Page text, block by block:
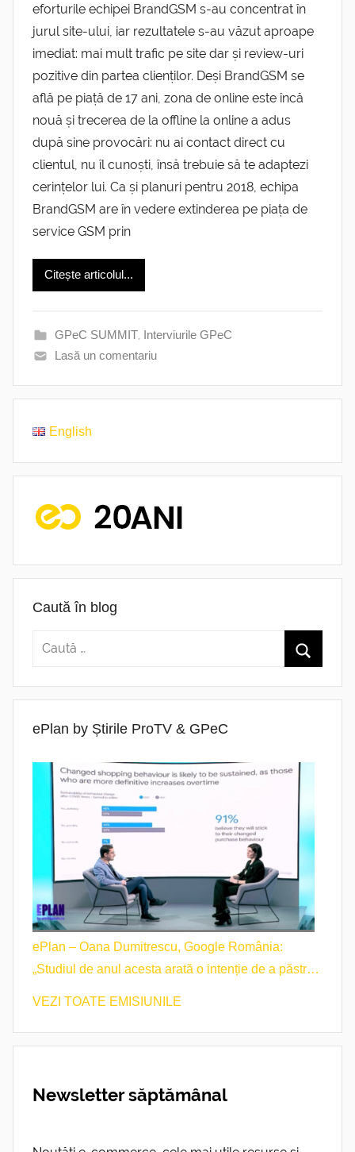
eforturile echipei BrandGSM s-au concentrat în
jurul site-ului, iar rezultatele s-au văzut aproape
imediat: mai mult trafic pe site dar și review-uri
pozitive din partea clienților. Deși BrandGSM se
află pe piață de 17 ani, zona de online este încă
nouă și trecerea de la offline la online a adus
după sine provocări: nu ai contact direct cu
clientul, nu îl cunoști, însă trebuie să te adaptezi
cerințelor lui. Ca și planuri pentru 2018, echipa
BrandGSM are în vedere extinderea pe piața de
service GSM prin
Citește articolul...
GPeC SUMMIT, Interviurile GPeC
Lasă un comentariu
English
Caută în blog
ePlan by Știrile ProTV & GPeC
ePlan – Oana Dumitrescu, Google România:
„Studiul de anul acesta arată o intenție de a păstra
VEZI TOATE EMISIUNILE
Newsletter săptămânal